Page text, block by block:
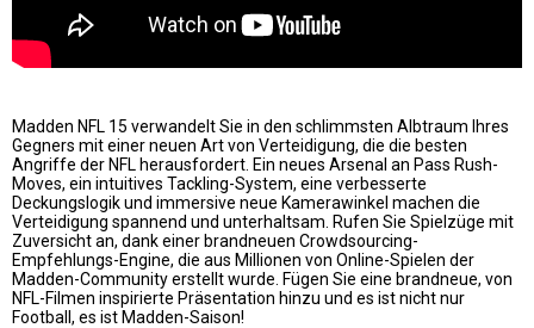
Madden NFL 15 verwandelt Sie in den schlimmsten Albtraum Ihres
Gegners mit einer neuen Art von Verteidigung, die die besten
Angriffe der NFL herausfordert. Ein neues Arsenal an Pass Rush-
Moves, ein intuitives Tackling-System, eine verbesserte
Deckungslogik und immersive neue Kamerawinkel machen die
Verteidigung spannend und unterhaltsam. Rufen Sie Spielzüge mit
Zuversicht an, dank einer brandneuen Crowdsourcing-
Empfehlungs-Engine, die aus Millionen von Online-Spielen der
Madden-Community erstellt wurde. Fügen Sie eine brandneue, von
NFL-Filmen inspirierte Präsentation hinzu und es ist nicht nur
Football, es ist Madden-Saison!